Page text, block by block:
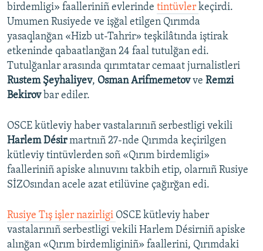
birdemligi» faalleriniñ evlerinde tintüvler keçirdi.
Umumen Rusiyede ve işğal etilgen Qırımda
yasaqlanğan «Hizb ut-Tahrir» teşkilâtında iştirak
etkeninde qabaatlanğan 24 faal tutulğan edi.
Tutulğanlar arasında qırımtatar cemaat jurnalistleri
Rustem Şeyhaliyev, Osman Arifmemetovve Remzi
Bekirovbar ediler.
OSCE kütleviy haber vastalarınıñ serbestligi vekili
Harlem Désirmartnıñ 27-nde Qırımda keçirilgen
kütleviy tintüvlerden soñ «Qırım birdemligi»
faalleriniñ apiske alınuvını takbih etip, olarnıñ Rusiye
SİZOsından acele azat etilüvine çağırğan edi.
Rusiye Tış işler nazirligi OSCE kütleviy haber
vastalarınıñ serbestligi vekili Harlem Désirniñ apiske
alınğan «Qırım birdemliginiñ» faallerini, Qırımdaki